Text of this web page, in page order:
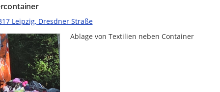
Leipzig, Dresdner Straße
Ablage von Textilien neben Container